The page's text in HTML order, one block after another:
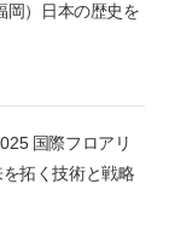
岡）日本の歴史を
国際フロアリ
拓く技術と戦略